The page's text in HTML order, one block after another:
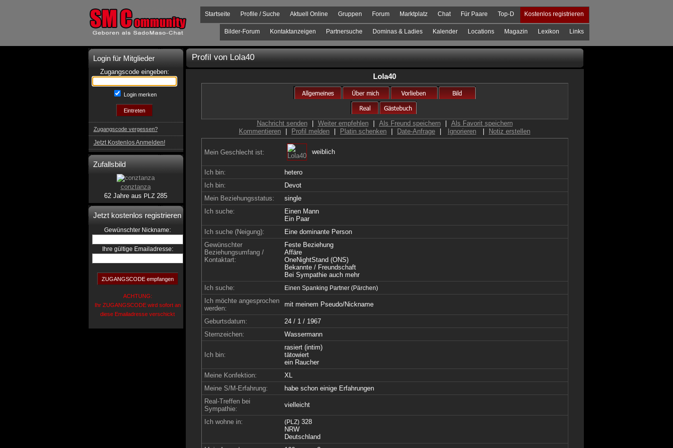
Kostenlos registrieren
Top-D
Für Paare
Chat
Marktplatz
Forum
Gruppen
Aktuell Online
Profile / Suche
Startseite
Links
Lexikon
Magazin
Locations
Kalender
Dominas & Ladies
Partnersuche
Kontaktanzeigen
Bilder-Forum
Login für Mitglieder
Zugangscode eingeben:
Login merken
Zugangscode vergessen?
Jetzt Kostenlos Anmelden!
Zufallsbild
conztanza
62 Jahre aus PLZ285
Jetzt kostenlos registrieren
Gewünschter Nickname:
Ihre gültige Emailadresse:
ACHTUNG:
Ihr ZUGANGSCODE wird sofort an
diese Emailadresse verschickt
Profil vonLola40
Lola40
Nachricht senden Weiter empfehlen Als Freund speichern
Als Favorit speichern
Kommentieren
Profil melden Platin schenken Date-Anfrage Ignorieren Notiz erstellen
Mein Geschlecht ist: weiblich
Ich bin:
hetero
Ich bin:
Devot
Mein Beziehungsstatus:
single
Ich suche:
Einen Mann
Ein Paar
Ich suche (Neigung):
Eine dominante Person
Gewünschter
Beziehungsumfang /
Kontaktart:
Feste Beziehung
Affäre
OneNightStand (ONS)
Bekannte / Freundschaft
Bei Sympathie auch mehr
Ich suche:
Einen Spanking Partner (Pärchen)
Ich möchte angesprochen
werden:
mit meinem Pseudo/Nickname
Geburtsdatum:
24 / 1 / 1967
Sternzeichen:
Wassermann
Ich bin:
rasiert (intim)
tätowiert
ein Raucher
Meine Konfektion:
XL
Meine S/M-Erfahrung:
habe schon einige Erfahrungen
Real-Treffen bei
Sympathie:
vielleicht
Ich wohne in: (PLZ) 328
NRW
Deutschland